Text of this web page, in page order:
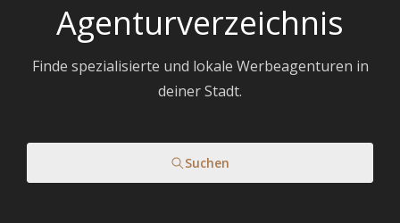
Agenturverzeichnis
Finde spezialisierte und lokale Werbeagenturen in
deiner Stadt.
Suchen